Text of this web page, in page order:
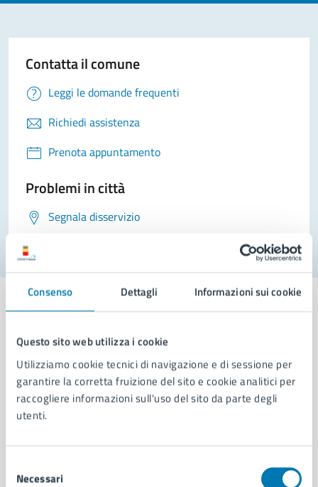
Consenso Dettagli Informazioni sui cookie
Questo sito web utilizza i cookie
Utilizziamo cookie tecnici di navigazione e di sessione per
garantire la corretta fruizione del sito e cookie analitici per
raccogliere informazioni sull'uso del sito da parte degli
utenti.
delNecessari
Contatta il comune
Leggi le domande frequenti
Richiedi assistenza
Prenota appuntamento
Problemi in città
Segnala disservizio
Comune di Napoli
AMMINISTRAZIONE
Aree amministrative
Uffici